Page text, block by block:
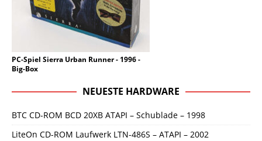
PC-Spiel Sierra Urban Runner - 1996 -
Big-Box
NEUESTE HARDWARE
BTC CD-ROM BCD 20XB ATAPI – Schublade – 1998
LiteOn CD-ROM Laufwerk LTN-486S – ATAPI – 2002